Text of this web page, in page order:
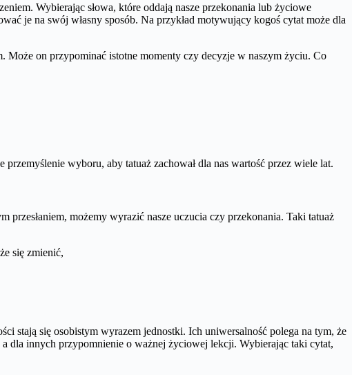
Wybierając słowa, które oddają nasze przekonania lub życiowe
je na swój własny sposób. Na przykład motywujący kogoś cytat może dla
on przypominać istotne momenty czy decyzje w naszym życiu. Co
wyboru, aby tatuaż zachował dla nas wartość przez wiele lat.
możemy wyrazić nasze uczucia czy przekonania. Taki tatuaż
się zmienić,
stają się osobistym wyrazem jednostki. Ich uniwersalność polega na tym, że
a dla innych przypomnienie o ważnej życiowej lekcji. Wybierając taki cytat,